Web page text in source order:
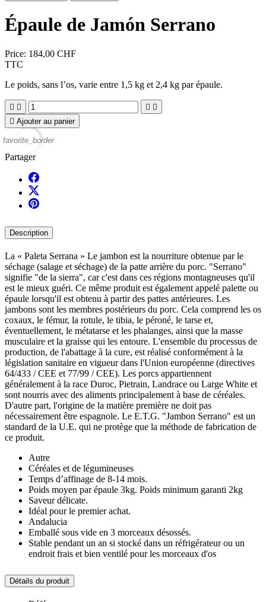
Épaule de Jamón Serrano
Price: 184,00 CHF
TTC
Le poids, sans l’os, varie entre 1,5 kg et 2,4 kg par épaule.
   
 Ajouter au panier
favorite_border
Partager
Description
La « Paleta Serrana » Le jambon est la nourriture obtenue par le
séchage (salage et séchage) de la patte arrière du porc. "Serrano"
signifie "de la sierra", car c'est dans ces régions montagneuses qu'il
est le mieux guéri. Ce même produit est également appelé palette ou
épaule lorsqu'il est obtenu à partir des pattes antérieures. Les
jambons sont les membres postérieurs du porc. Cela comprend les os
coxaux, le fémur, la rotule, le tibia, le péroné, le tarse et,
éventuellement, le métatarse et les phalanges, ainsi que la masse
musculaire et la graisse qui les entoure. L'ensemble du processus de
production, de l'abattage à la cure, est réalisé conformément à la
législation sanitaire en vigueur dans l'Union européenne (directives
64/433 / CEE et 77/99 / CEE). Les porcs appartiennent
généralement à la race Duroc, Pietrain, Landrace ou Large White et
sont nourris avec des aliments principalement à base de céréales.
D'autre part, l'origine de la matière première ne doit pas
nécessairement être espagnole. Le E.T.G. "Jambon Serrano" est un
standard de la U.E. qui ne protège que la méthode de fabrication de
ce produit.
Autre
Céréales et de légumineuses
Temps d’affinage de 8-14 mois.
Poids moyen par épaule 3kg. Poids minimum garanti 2kg
Saveur délicate.
Idéal pour le premier achat.
Andalucia
Emballé sous vide en 3 morceaux désossés.
Stable pendant un an si stocké dans un réfrigérateur ou un
endroit frais et bien ventilé pour les morceaux d'os
Détails du produit